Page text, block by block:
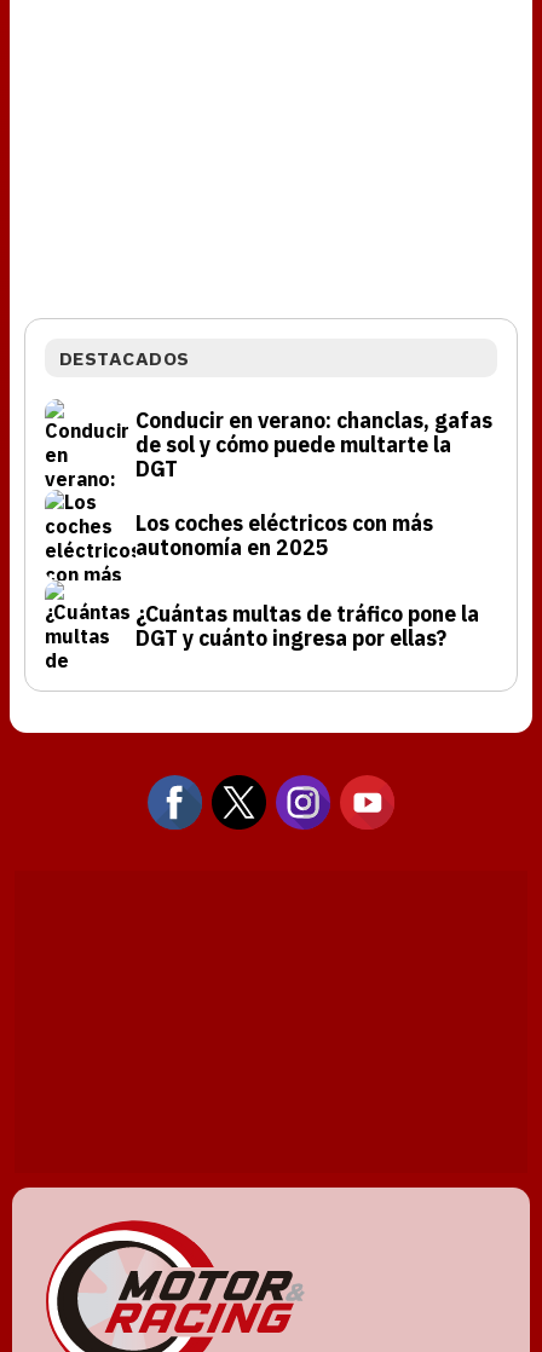
DESTACADOS
Conducir en verano: chanclas, gafas
de sol y cómo puede multarte la
DGT
Los coches eléctricos con más
autonomía en 2025
¿Cuántas multas de tráfico pone la
DGT y cuánto ingresa por ellas?